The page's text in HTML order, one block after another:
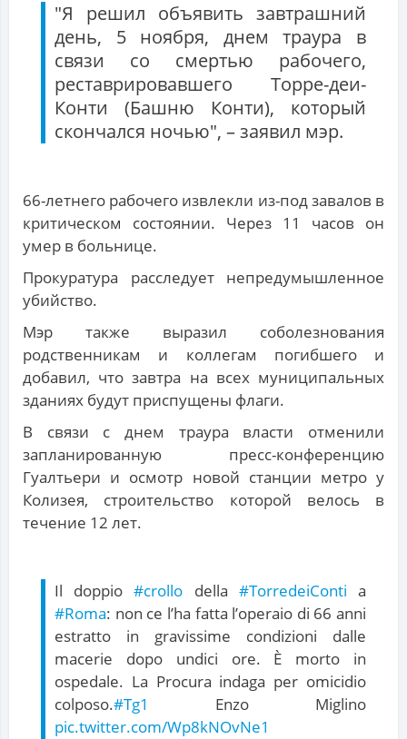
"Я решил объявить завтрашний
день, 5 ноября, днем траура в
связи со смертью рабочего,
реставрировавшего Торре-деи-
Конти (Башню Конти), который
скончался ночью", – заявил мэр.
66-летнего рабочего извлекли из-под завалов в
критическом состоянии. Через 11 часов он
умер в больнице.
Прокуратура расследует непредумышленное
убийство.
Мэр также выразил соболезнования
родственникам и коллегам погибшего и
добавил, что завтра на всех муниципальных
зданиях будут приспущены флаги.
В связи с днем траура власти отменили
запланированную пресс-конференцию
Гуалтьери и осмотр новой станции метро у
Колизея, строительство которой велось в
течение 12 лет.
Il doppio#crollo della #TorredeiConti a
#Roma: non ce l’ha fatta l’operaio di 66 anni
estratto in gravissime condizioni dalle
macerie dopo undici ore. È morto in
ospedale. La Procura indaga per omicidio
colposo.#Tg1
Enzo Miglino
pic.twitter.com/Wp8kNOvNe1